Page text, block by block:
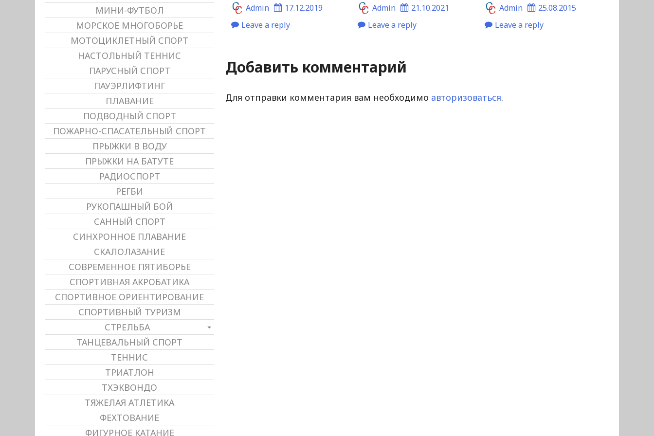
Admin
17.12.2019
Leave a reply
Admin
21.10.2021
Leave a reply
Admin
25.08.2015
Leave a reply
Добавить комментарий
Для отправки комментария вам необходимо авторизоваться.
МИНИ-ФУТБОЛ
МОРСКОЕ МНОГОБОРЬЕ
МОТОЦИКЛЕТНЫЙ СПОРТ
НАСТОЛЬНЫЙ ТЕННИС
ПАРУСНЫЙ СПОРТ
ПАУЭРЛИФТИНГ
ПЛАВАНИЕ
ПОДВОДНЫЙ СПОРТ
ПОЖАРНО-СПАСАТЕЛЬНЫЙ СПОРТ
ПРЫЖКИ В ВОДУ
ПРЫЖКИ НА БАТУТЕ
РАДИОСПОРТ
РЕГБИ
РУКОПАШНЫЙ БОЙ
САННЫЙ СПОРТ
СИНХРОННОЕ ПЛАВАНИЕ
СКАЛОЛАЗАНИЕ
СОВРЕМЕННОЕ ПЯТИБОРЬЕ
СПОРТИВНАЯ АКРОБАТИКА
СПОРТИВНОЕ ОРИЕНТИРОВАНИЕ
СПОРТИВНЫЙ ТУРИЗМ
СТРЕЛЬБА
ТАНЦЕВАЛЬНЫЙ СПОРТ
ТЕННИС
ТРИАТЛОН
ТХЭКВОНДО
ТЯЖЕЛАЯ АТЛЕТИКА
ФЕХТОВАНИЕ
ФИГУРНОЕ КАТАНИЕ